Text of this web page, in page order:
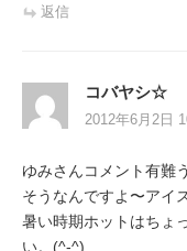
返信
コバヤシ☆
2012年6月2日
ゆみさんコメント有難
そうなんですよ〜アイ
暑い時期ホットはちょ
い。(^-^)